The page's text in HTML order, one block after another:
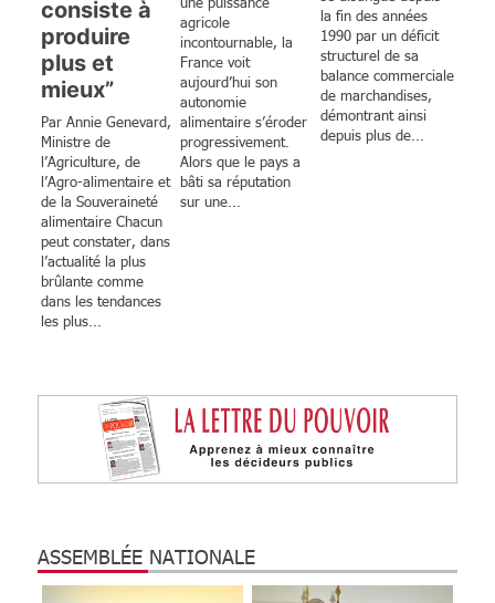
consiste à
produire
plus et
mieux”
Par Annie Genevard,
Ministre de
l’Agriculture, de
l’Agro-alimentaire et
de la Souveraineté
alimentaire Chacun
peut constater, dans
l’actualité la plus
brûlante comme
dans les tendances
les plus...
agricole
incontournable, la
France voit
aujourd’hui son
autonomie
alimentaire s’éroder
progressivement.
Alors que le pays a
bâti sa réputation
sur une...
la fin des années
1990 par un déficit
structurel de sa
balance commerciale
de marchandises,
démontrant ainsi
depuis plus de...
ASSEMBLÉE NATIONALE